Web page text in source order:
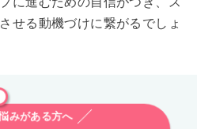
せる動機づけに繋がるでしょ
みがある方へ